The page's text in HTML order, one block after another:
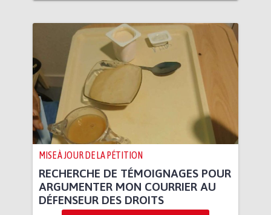
MISE À JOUR DE LA PÉTITION
RECHERCHE DE TÉMOIGNAGES POUR
ARGUMENTER MON COURRIER AU
DÉFENSEUR DES DROITS